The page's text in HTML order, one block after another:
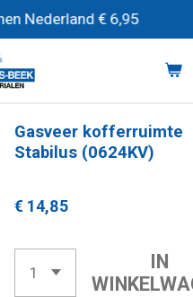
Nederland € 6,95
Gasveer kofferruimte
Stabilus (0624KV)
€ 14,85
IN